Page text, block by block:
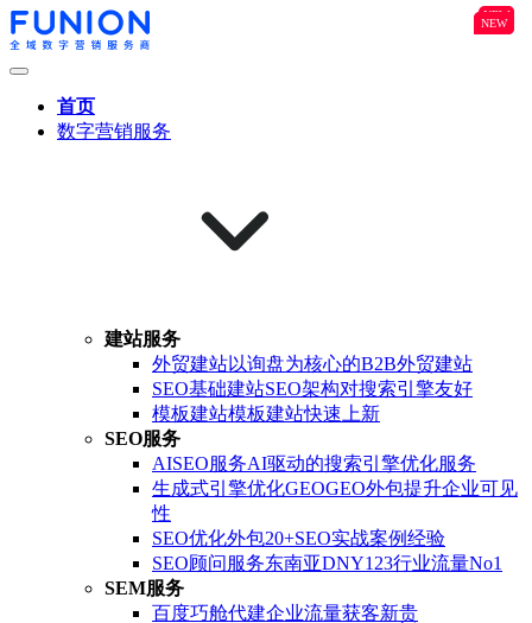
首页
数字营销服务
建站服务
外贸建站
B2B
以询盘为核心的B2B外贸建站
SEO基础建站SEO架构对搜索引擎友好
模板建站模板建站快速上新
SEO服务
AISEO服务AI驱动的搜索引擎优化服务
生成式引擎优化GEO
NEW
GEO外包提升企业可见
性
SEO优化外包20+SEO实战案例经验
SEO顾问服务东南亚DNY123行业流量No1
SEM服务
百度巧舱代建企业流量获客新贵
NEW
NEW